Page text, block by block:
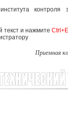
контроля
текст и нажмите
Приемная